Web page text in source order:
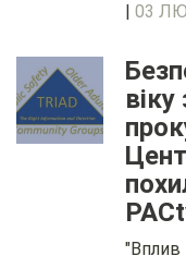
03
"Вплив